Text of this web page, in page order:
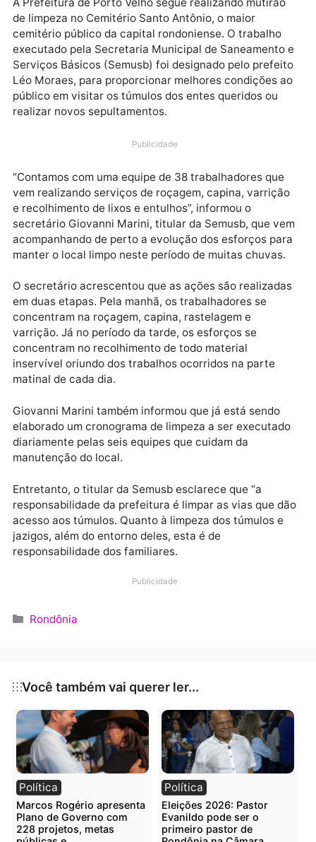
A Prefeitura de Porto Velho segue realizando
de limpeza no Cemitério Santo Antônio, o maior
cemitério público da capital rondoniense. O trabalho
executado pela Secretaria Municipal de
Léo Moraes, para proporcionar melhores condições
público em visitar os túmulos dos entes queridos ou
realizar novos sepultamentos.
Publicidade
“Contamos com uma equipe de 38 trabalhadores que
e recolhimento de lixos e entulhos”, informou o
secretário Giovanni Marini, titular da Semusb, que
acompanhando de perto a evolução dos esforços
manter o local limpo neste período de muitas
O secretário acrescentou que as ações são
concentram na roçagem, capina, rastelagem e
varrição. Já no período da tarde, os esforços se
concentram no recolhimento de todo material
inservível oriundo dos trabalhos ocorridos na parte
matinal de cada dia.
Giovanni Marini também informou que já está sendo
elaborado um cronograma de limpeza a ser
diariamente pelas seis equipes que cuidam da
responsabilidade da prefeitura é limpar as vias que
Publicidade
Categorias
Rondônia
Você também vai querer ler...